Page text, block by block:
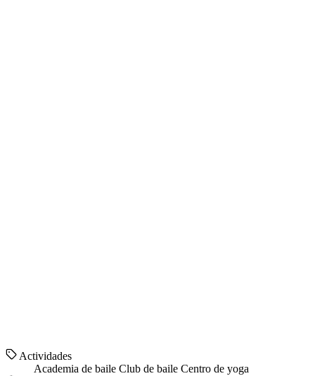
Actividades
Academia de baile Club de baile Centro de yoga